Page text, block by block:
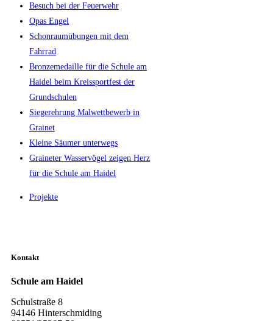
Besuch bei der Feuerwehr
Opas Engel
Schonraumübungen mit dem
Fahrrad
Bronzemedaille für die Schule am
Haidel beim Kreissportfest der
Grundschulen
Siegerehrung Malwettbewerb in
Grainet
Kleine Säumer unterwegs
Graineter Wasservögel zeigen Herz
für die Schule am Haidel
Projekte
Kontakt
Schule am Haidel
Schulstraße 8
94146 Hinterschmiding